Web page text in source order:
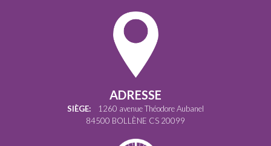
ADRESSE
SIÈGE: 1260 avenue Théodore Aubanel
84500 BOLLÈNE CS 20099